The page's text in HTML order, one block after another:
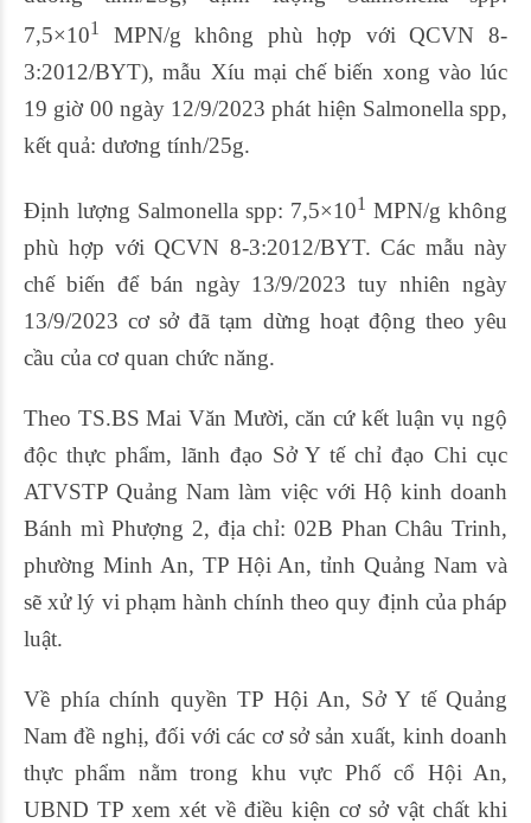
7,5×101
MPN/g không phù hợp với QCVN 8-
3:2012/BYT), mẫu Xíu mại chế biến xong vào lúc
19 giờ 00 ngày 12/9/2023 phát hiện Salmonella spp,
kết quả: dương tính/25g.
Định lượng Salmonella spp: 7,5×101 MPN/g không
phù hợp với QCVN 8-3:2012/BYT. Các mẫu này
chế biến để bán ngày 13/9/2023 tuy nhiên ngày
13/9/2023 cơ sở đã tạm dừng hoạt động theo yêu
cầu của cơ quan chức năng.
Theo TS.BS Mai Văn Mười, căn cứ kết luận vụ ngộ
độc thực phẩm, lãnh đạo Sở Y tế chỉ đạo Chi cục
ATVSTP Quảng Nam làm việc với Hộ kinh doanh
Bánh mì Phượng 2, địa chỉ: 02B Phan Châu Trinh,
phường Minh An, TP Hội An, tỉnh Quảng Nam và
sẽ xử lý vi phạm hành chính theo quy định của pháp
luật.
Về phía chính quyền TP Hội An, Sở Y tế Quảng
Nam đề nghị, đối với các cơ sở sản xuất, kinh doanh
thực phẩm nằm trong khu vực Phố cổ Hội An,
UBND TP xem xét về điều kiện cơ sở vật chất khi